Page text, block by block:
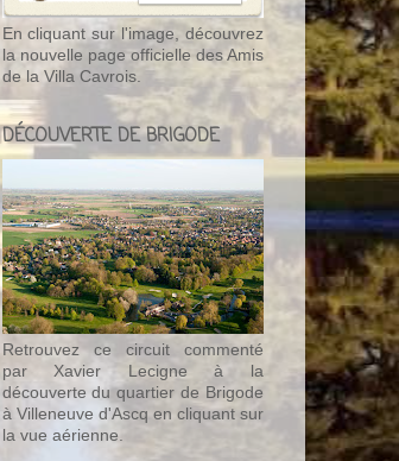
En cliquant sur l'image, découvrez
la nouvelle page officielle des Amis
de la Villa Cavrois.
DÉCOUVERTE DE BRIGODE
Retrouvez ce circuit commenté
par Xavier Lecigne à la
découverte du quartier de Brigode
à Villeneuve d'Ascq en cliquant sur
la vue aérienne.